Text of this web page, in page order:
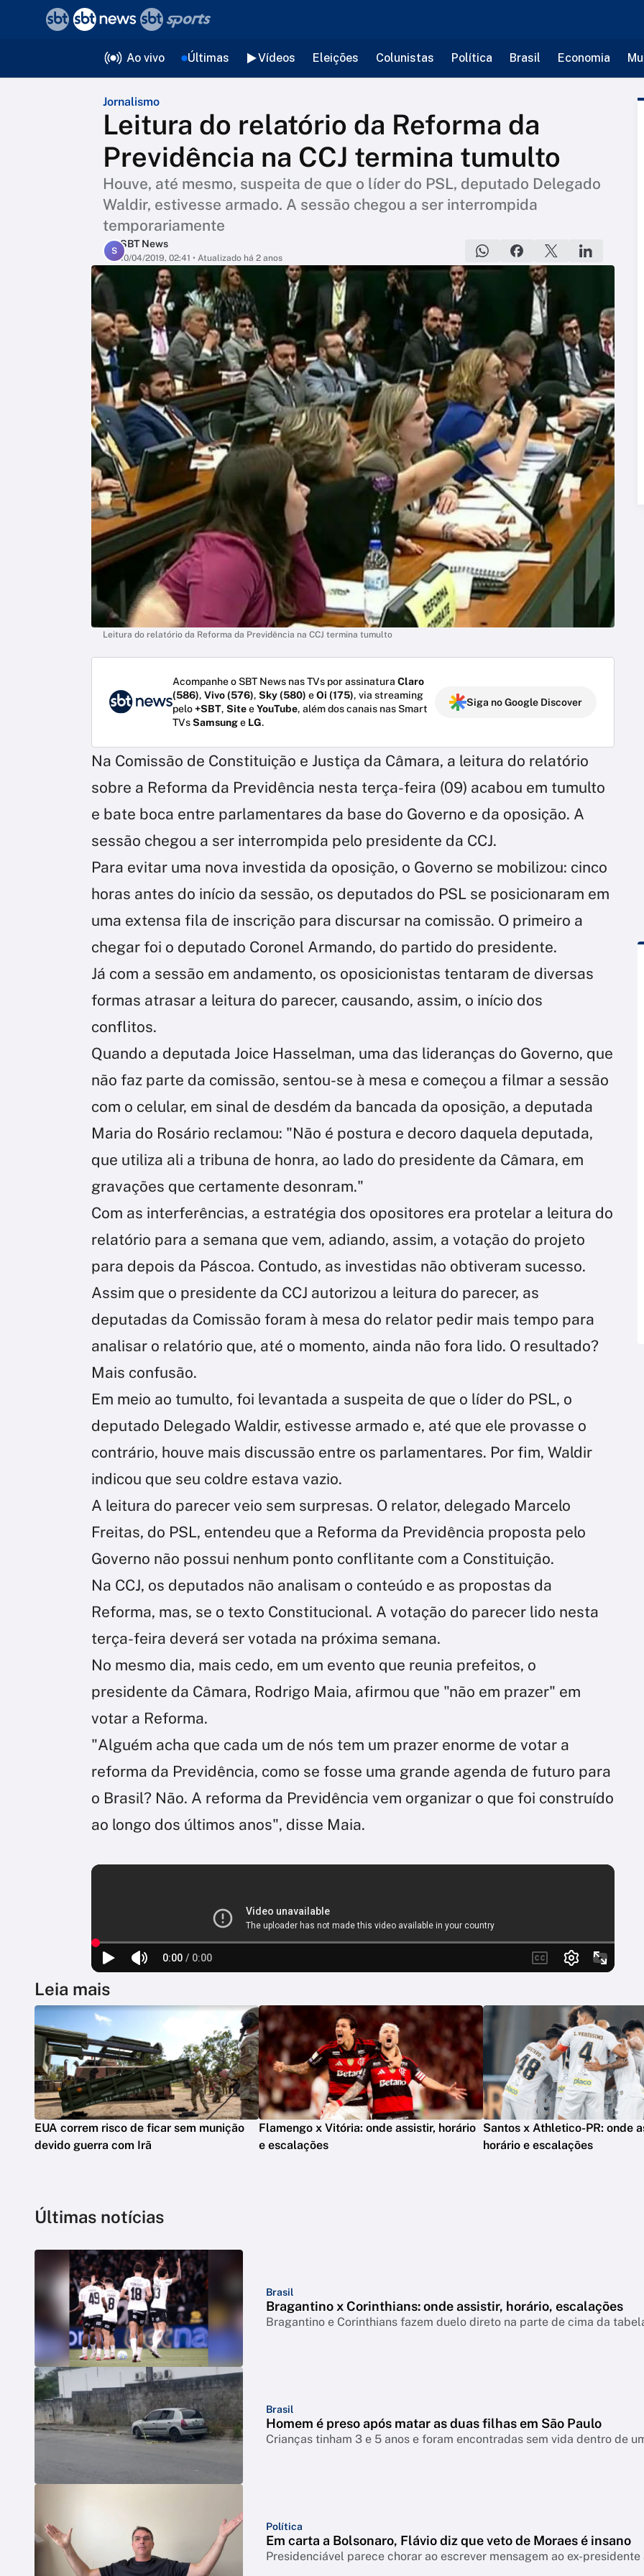
Ao vivo Últimas Vídeos Eleições Colunistas Política Brasil Economia
Jornalismo
Leitura do relatório da Reforma da
Previdência na CCJ termina tumulto
Houve, até mesmo, suspeita de que o líder do PSL, deputado Delegado
Waldir, estivesse armado. A sessão chegou a ser interrompida
temporariamente
S
SBT News
10/04/2019, 02:41 • Atualizado há 2 anos
Leitura do relatório da Reforma da Previdência na CCJ termina tumulto
Acompanhe o SBT News nas TVs por assinatura Claro
(586), Vivo (576), Sky (580) eOi (175), via streaming
pelo+SBT, SiteeYouTube, além dos canais nas Smart
TVsSamsunge LG.
Siga no Google Discover
Na Comissão de Constituição e Justiça da Câmara, a leitura do relatório
sobre a Reforma da Previdência nesta terça-feira (09) acabou em tumulto
e bate boca entre parlamentares da base do Governo e da oposição. A
sessão chegou a ser interrompida pelo presidente da CCJ.
Para evitar uma nova investida da oposição, o Governo se mobilizou: cinco
horas antes do início da sessão, os deputados do PSL se posicionaram em
uma extensa fila de inscrição para discursar na comissão. O primeiro a
chegar foi o deputado Coronel Armando, do partido do presidente.
Já com a sessão em andamento, os oposicionistas tentaram de diversas
formas atrasar a leitura do parecer, causando, assim, o início dos
conflitos.
Quando a deputada Joice Hasselman, uma das lideranças do Governo, que
não faz parte da comissão, sentou-se à mesa e começou a filmar a sessão
com o celular, em sinal de desdém da bancada da oposição, a deputada
Maria do Rosário reclamou: "Não é postura e decoro daquela deputada,
que utiliza ali a tribuna de honra, ao lado do presidente da Câmara, em
gravações que certamente desonram."
Com as interferências, a estratégia dos opositores era protelar a leitura do
relatório para a semana que vem, adiando, assim, a votação do projeto
para depois da Páscoa. Contudo, as investidas não obtiveram sucesso.
Assim que o presidente da CCJ autorizou a leitura do parecer, as
deputadas da Comissão foram à mesa do relator pedir mais tempo para
analisar o relatório que, até o momento, ainda não fora lido. O resultado?
Mais confusão.
Em meio ao tumulto, foi levantada a suspeita de que o líder do PSL, o
deputado Delegado Waldir, estivesse armado e, até que ele provasse o
contrário, houve mais discussão entre os parlamentares. Por fim, Waldir
indicou que seu coldre estava vazio.
A leitura do parecer veio sem surpresas. O relator, delegado Marcelo
Freitas, do PSL, entendeu que a Reforma da Previdência proposta pelo
Governo não possui nenhum ponto conflitante com a Constituição.
Na CCJ, os deputados não analisam o conteúdo e as propostas da
Reforma, mas, se o texto Constitucional. A votação do parecer lido nesta
terça-feira deverá ser votada na próxima semana.
No mesmo dia, mais cedo, em um evento que reunia prefeitos, o
presidente da Câmara, Rodrigo Maia, afirmou que "não em prazer" em
votar a Reforma.
"Alguém acha que cada um de nós tem um prazer enorme de votar a
reforma da Previdência, como se fosse uma grande agenda de futuro para
o Brasil? Não. A reforma da Previdência vem organizar o que foi construído
ao longo dos últimos anos", disse Maia.
Leia mais
EUA correm risco de ficar sem munição
devido guerra com Irã
Flamengo x Vitória: onde assistir, horário
e escalações
Santos x Athletico-PR: onde
horário e escalações
Últimas notícias
Brasil
Bragantino x Corinthians: onde assistir, horário, escalações
Bragantino e Corinthians fazem duelo direto na parte de cima da
Brasil
Homem é preso após matar as duas filhas em São Paulo
Crianças tinham 3 e 5 anos e foram encontradas sem vida dentro de
Política
Em carta a Bolsonaro, Flávio diz que veto de Moraes é insano
Presidenciável parece chorar ao escrever mensagem ao ex-
voltar
Editorias